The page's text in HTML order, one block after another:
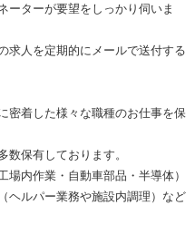
ーターが要望をしっかり伺いま
求人を定期的にメールで送付する
密着した様々な職種のお仕事を保
保有しております。
内作業・自動車部品・半導体）
ヘルパー業務や施設内調理）など